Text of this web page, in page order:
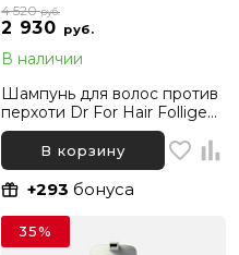
2 930 руб.
4 520руб.
В наличии
Шампунь для волос против
перхоти Dr For Hair Folligen
Anti-dandruff Shampoo, 500
В корзину
+293 бонуса
35%